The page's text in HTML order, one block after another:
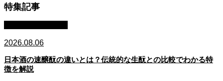
特集記事
2026.08.06
日本酒の速醸酛の違いとは？伝統的な生酛との比較でわかる特
徴を解説